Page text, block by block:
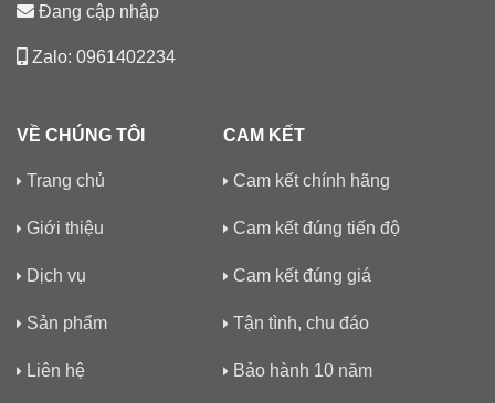
Đang cập nhập
Zalo: 0961402234
VỀ CHÚNG TÔI
Trang chủ
Giới thiệu
Dịch vụ
Sản phẩm
Liên hệ
CAM KẾT
Cam kết chính hãng
Cam kết đúng tiến độ
Cam kết đúng giá
Tận tình, chu đáo
Bảo hành 10 năm